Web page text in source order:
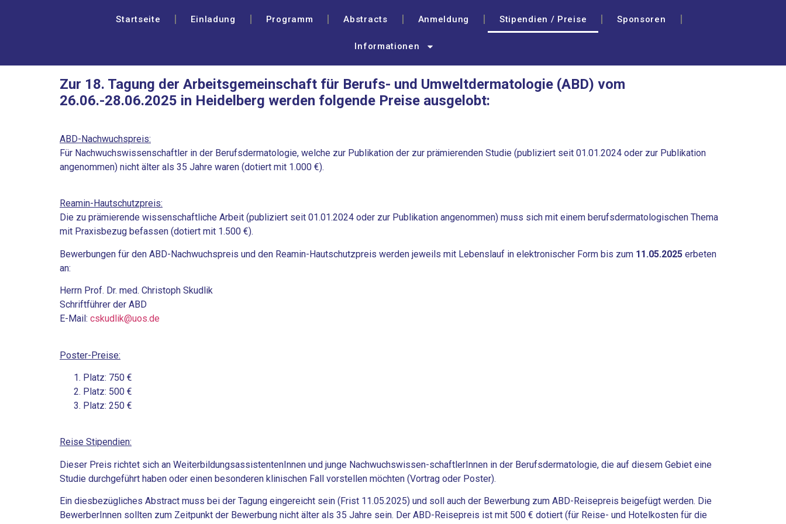
Startseite Einladung Programm Abstracts Anmeldung Stipendien / Preise Sponsoren
Informationen
Zur 18. Tagung der Arbeitsgemeinschaft für Berufs- und Umweltdermatologie (ABD) vom
26.06.-28.06.2025 in Heidelberg werden folgende Preise ausgelobt:
ABD-Nachwuchspreis:
Für Nachwuchswissenschaftler in der Berufsdermatologie, welche zur Publikation der zur prämierenden Studie (publiziert seit 01.01.2024 oder zur Publikation
angenommen) nicht älter als 35 Jahre waren (dotiert mit 1.000 €).
Reamin-Hautschutzpreis:
Die zu prämierende wissenschaftliche Arbeit (publiziert seit 01.01.2024 oder zur Publikation angenommen) muss sich mit einem berufsdermatologischen Thema
mit Praxisbezug befassen (dotiert mit 1.500 €).
Bewerbungen für den ABD-Nachwuchspreis und den Reamin-Hautschutzpreis werden jeweils mit Lebenslauf in elektronischer Form bis zum 11.05.2025 erbeten
an:
Herrn Prof. Dr. med. Christoph Skudlik
Schriftführer der ABD
E-Mail: cskudlik@uos.de
Poster-Preise:
Platz: 750 €
Platz: 500 €
Platz: 250 €
Reise Stipendien:
Dieser Preis richtet sich an WeiterbildungsassistentenInnen und junge Nachwuchswissen-schaftlerInnen in der Berufsdermatologie, die auf diesem Gebiet eine
Studie durchgeführt haben oder einen besonderen klinischen Fall vorstellen möchten (Vortrag oder Poster).
Ein diesbezügliches Abstract muss bei der Tagung eingereicht sein (Frist 11.05.2025) und soll auch der Bewerbung zum ABD-Reisepreis beigefügt werden. Die
BewerberInnen sollten zum Zeitpunkt der Bewerbung nicht älter als 35 Jahre sein. Der ABD-Reisepreis ist mit 500 € dotiert (für Reise- und Hotelkosten für die